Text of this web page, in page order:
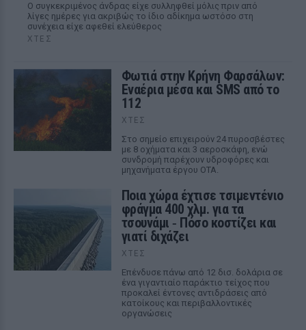
Ο συγκεκριμένος άνδρας είχε συλληφθεί μόλις πριν από
λίγες ημέρες για ακριβώς το ίδιο αδίκημα ωστόσο στη
συνέχεια είχε αφεθεί ελεύθερος
ΧΤΕΣ
Φωτιά στην Κρήνη Φαρσάλων:
Εναέρια μέσα και SMS από το
112
ΧΤΕΣ
Στο σημείο επιχειρούν 24 πυροσβέστες
με 8 οχήματα και 3 αεροσκάφη, ενώ
συνδρομή παρέχουν υδροφόρες και
μηχανήματα έργου ΟΤΑ.
Ποια χώρα έχτισε τσιμεντένιο
φράγμα 400 χλμ. για τα
τσουνάμι ‑ Πόσο κοστίζει και
γιατί διχάζει
ΧΤΕΣ
Επένδυσε πάνω από 12 δισ. δολάρια σε
ένα γιγαντιαίο παράκτιο τείχος που
προκαλεί έντονες αντιδράσεις από
κατοίκους και περιβαλλοντικές
οργανώσεις